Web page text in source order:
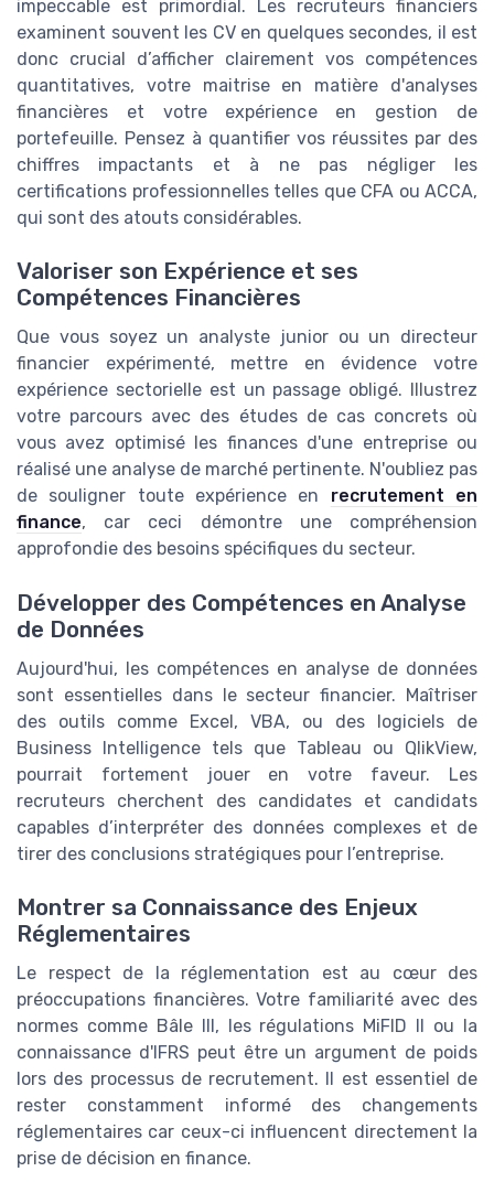
impeccable est primordial. Les recruteurs financiers
examinent souvent les CV en quelques secondes, il est
donc crucial d’afficher clairement vos compétences
quantitatives, votre maitrise en matière d'analyses
financières et votre expérience en gestion de
portefeuille. Pensez à quantifier vos réussites par des
chiffres impactants et à ne pas négliger les
certifications professionnelles telles que CFA ou ACCA,
qui sont des atouts considérables.
Valoriser son Expérience et ses
Compétences Financières
Que vous soyez un analyste junior ou un directeur
financier expérimenté, mettre en évidence votre
expérience sectorielle est un passage obligé. Illustrez
votre parcours avec des études de cas concrets où
vous avez optimisé les finances d'une entreprise ou
réalisé une analyse de marché pertinente. N'oubliez pas
de souligner toute expérience en recrutement en
finance, car ceci démontre une compréhension
approfondie des besoins spécifiques du secteur.
Développer des Compétences en Analyse
de Données
Aujourd'hui, les compétences en analyse de données
sont essentielles dans le secteur financier. Maîtriser
des outils comme Excel, VBA, ou des logiciels de
Business Intelligence tels que Tableau ou QlikView,
pourrait fortement jouer en votre faveur. Les
recruteurs cherchent des candidates et candidats
capables d’interpréter des données complexes et de
tirer des conclusions stratégiques pour l’entreprise.
Montrer sa Connaissance des Enjeux
Réglementaires
Le respect de la réglementation est au cœur des
préoccupations financières. Votre familiarité avec des
normes comme Bâle III, les régulations MiFID II ou la
connaissance d'IFRS peut être un argument de poids
lors des processus de recrutement. Il est essentiel de
rester constamment informé des changements
réglementaires car ceux-ci influencent directement la
prise de décision en finance.